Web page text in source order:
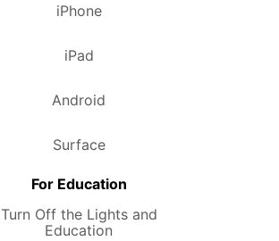
iPhone
iPad
Android
Surface
For Education
Turn Off the Lights and
Education